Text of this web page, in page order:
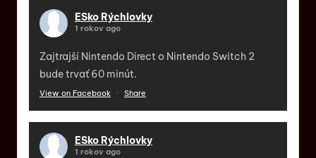
ESko Rýchlovky
1 rokov ago
Zajtrajší Nintendo Direct o Nintendo Switch 2
bude trvať 60 minút.
View on Facebook · Share
ESko Rýchlovky
1 rokov ago